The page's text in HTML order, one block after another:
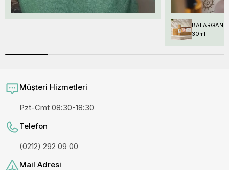
BALARGAN
30ml
Müşteri Hizmetleri
Pzt-Cmt 08:30-18:30
Telefon
(0212) 292 09 00
Mail Adresi